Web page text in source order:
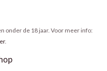
onder de 18 jaar. Voor meer info:
.